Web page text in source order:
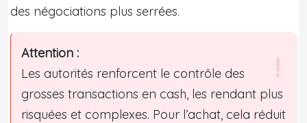
des négociations plus serrées.
Attention :
Les autorités renforcent le contrôle des
grosses transactions en cash, les rendant plus
risquées et complexes. Pour l’achat, cela réduit